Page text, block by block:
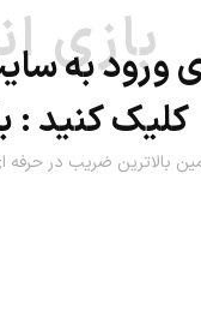
بازی
ورود به
کلیک کنید :
بالاترین ضریب در حرفه